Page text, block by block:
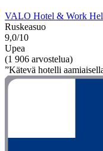
VALO Hotel & Work
Ruskeasuo
9,0/10
Upea
(1 906 arvostelua)
”Kätevä hotelli